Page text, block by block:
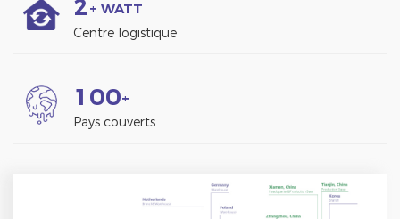
2 + WATT
Centre logistique
1 00+
Pays couverts